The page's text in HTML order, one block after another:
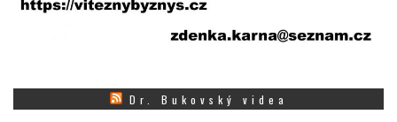
Dr. Bukovský videa